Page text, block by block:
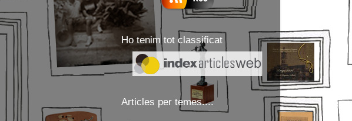
Ho tenim tot classificat
Articles per temes....